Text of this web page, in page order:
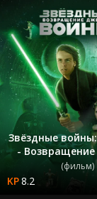
Звёздные
-
(фильм)
8.2